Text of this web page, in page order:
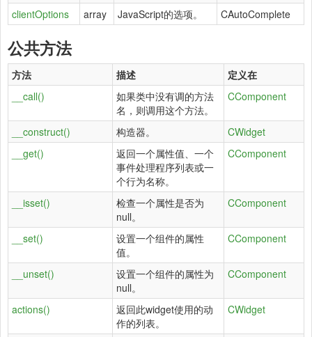
clientOptions
array JavaScript的选项。 CAutoComplete
公共方法
方法 描述
定义在
__call()
如果类中没有调的方法
名，则调用这个方法。
CComponent
__construct() 构造器。
CWidget
__get()
返回一个属性值、一个
事件处理程序列表或一
个行为名称。
CComponent
__isset()
检查一个属性是否为
null。
CComponent
__set()
设置一个组件的属性
值。
CComponent
__unset()
设置一个组件的属性为
null。
CComponent
actions()
返回此widget使用的动
作的列表。
CWidget